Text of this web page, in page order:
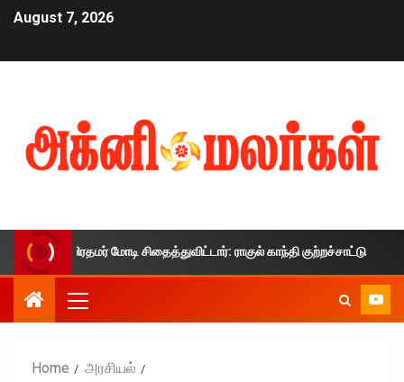
August 7, 2026
பிரதமர் மோடி சிதைத்துவிட்டார்: ராகுல் காந்தி குற்றச்சாட்டு
Home
அரசியல்